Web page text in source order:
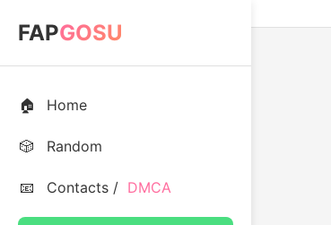
FAPGOSU
🏠 Home
🎲 Random
📧 Contacts / DMCA